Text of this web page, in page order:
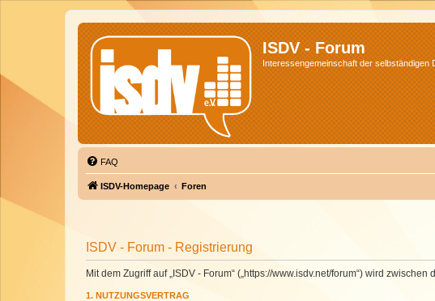
ISDV - Forum
Interessengemeinschaft der selbständigen
FAQ
ISDV-Homepage Foren
ISDV - Forum - Registrierung
Mit dem Zugriff auf „ISDV - Forum“ („https://www.isdv.net/forum“) wird
1. NUTZUNGSVERTRAG